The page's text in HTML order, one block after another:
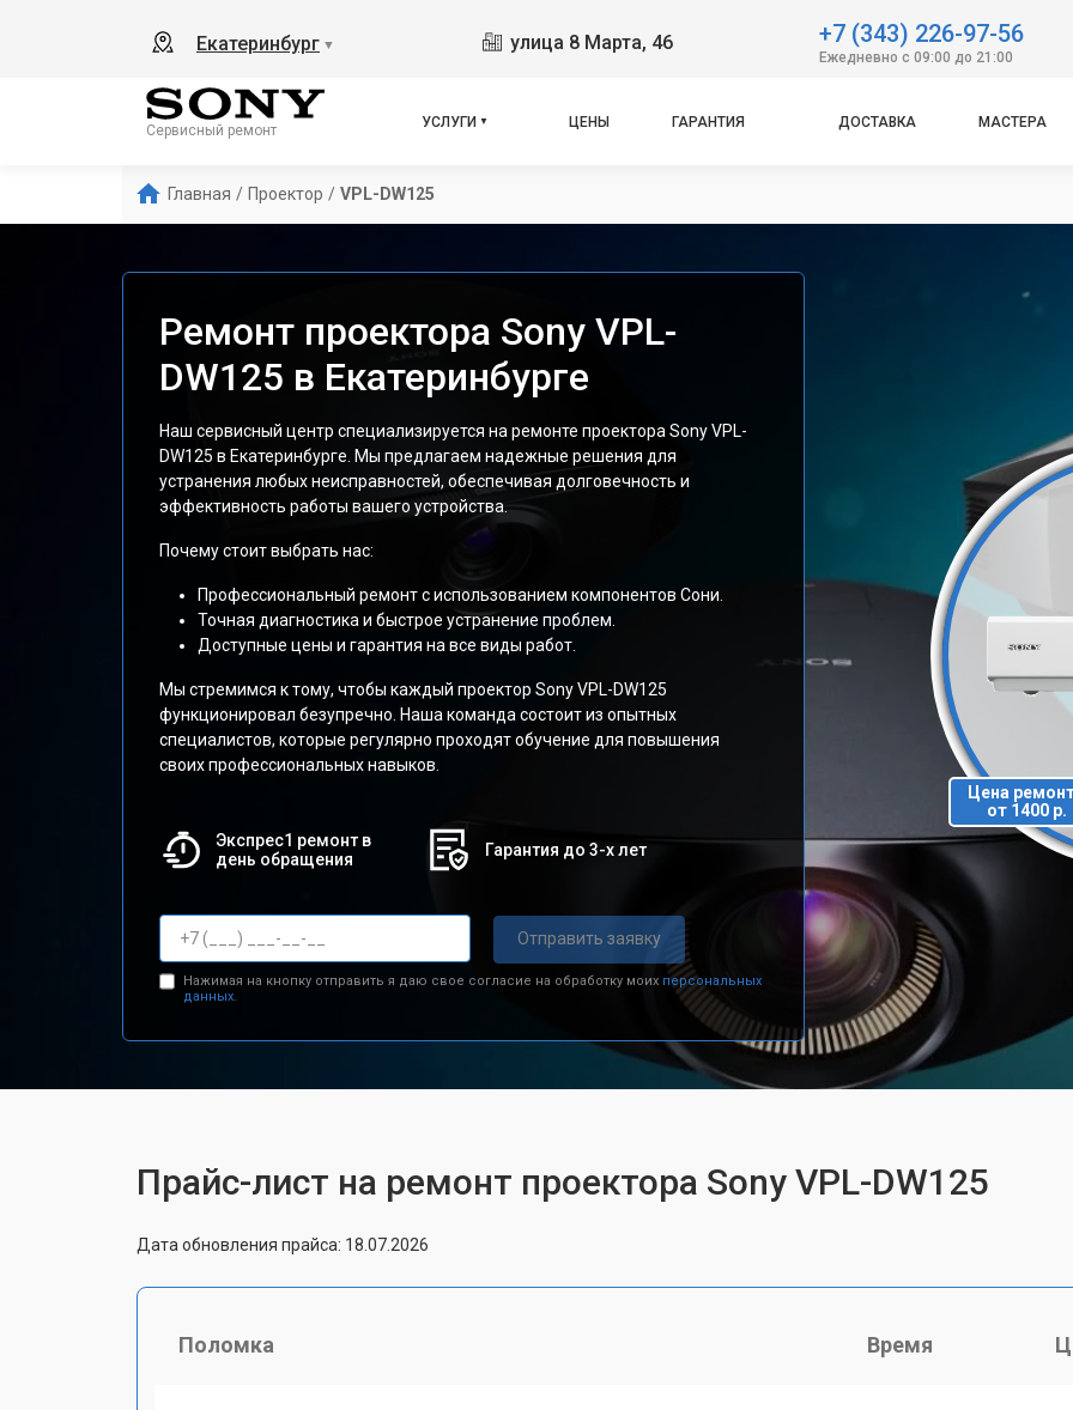
Екатеринбург ▼ улица 8 Марта, 46 +7 (343) 226-97-56
Ежедневно с 09:00 до 21:00
Сервисный ремонт
УСЛУГИ ЦЕНЫ ГАРАНТИЯ ДОСТАВКА МАСТЕРА
Главная / Проектор / VPL-DW125
Ремонт проектора Sony VPL-
DW125 в Екатеринбурге
Наш сервисный центр специализируется на ремонте проектора Sony VPL-
DW125 в Екатеринбурге. Мы предлагаем надежные решения для
устранения любых неисправностей, обеспечивая долговечность и
эффективность работы вашего устройства.
Почему стоит выбрать нас:
Профессиональный ремонт с использованием компонентов Сони.
Точная диагностика и быстрое устранение проблем.
Доступные цены и гарантия на все виды работ.
Мы стремимся к тому, чтобы каждый проектор Sony VPL-DW125
функционировал безупречно. Наша команда состоит из опытных
специалистов, которые регулярно проходят обучение для повышения
своих профессиональных навыков.
Экспрес1 ремонт в
день обращения
Гарантия до 3-х лет
Отправить заявку
Нажимая на кнопку отправить я даю свое согласие на обработку моих персональных
данных.
Цена
от 1400 р.
Прайс-лист на ремонт проектора Sony VPL-DW125
Дата обновления прайса: 18.07.2026
Поломка Время